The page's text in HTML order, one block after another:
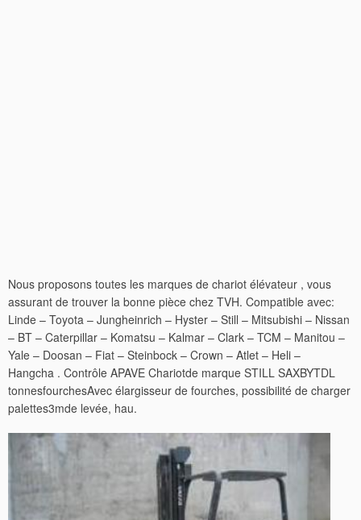
Nous proposons toutes les marques de chariot élévateur , vous
assurant de trouver la bonne pièce chez TVH. Compatible avec:
Linde – Toyota – Jungheinrich – Hyster – Still – Mitsubishi – Nissan
– BT – Caterpillar – Komatsu – Kalmar – Clark – TCM – Manitou –
Yale – Doosan – Fiat – Steinbock – Crown – Atlet – Heli –
Hangcha . Contrôle APAVE Chariotde marque STILL SAXBYTDL
tonnesfourchesAvec élargisseur de fourches, possibilité de charger
palettes3mde levée, hau.